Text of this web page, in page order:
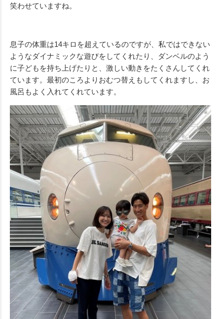
笑わせていますね。
息子の体重は14キロを超えているのですが、私ではできない
ようなダイナミックな遊びをしてくれたり、ダンベルのよう
に子どもを持ち上げたりと、激しい動きをたくさんしてくれ
ています。最初のころよりおむつ替えもしてくれますし、お
風呂もよく入れてくれています。